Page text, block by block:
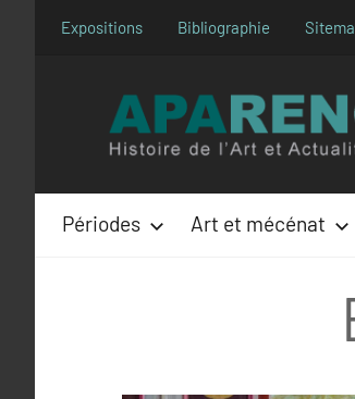
Expositions Bibliographie
Périodes Art et mécénat